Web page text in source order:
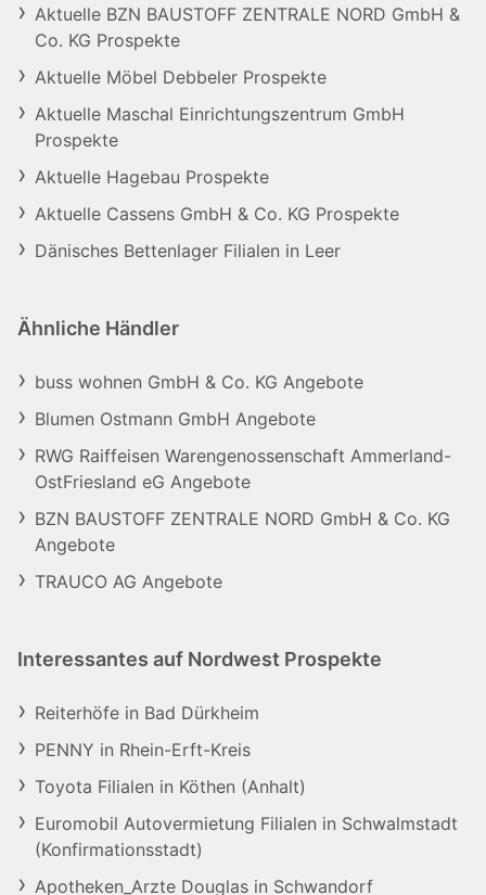
Aktuelle BZN BAUSTOFF ZENTRALE NORD GmbH &
Co. KG Prospekte
Aktuelle Möbel Debbeler Prospekte
Aktuelle Maschal Einrichtungszentrum GmbH
Prospekte
Aktuelle Hagebau Prospekte
Aktuelle Cassens GmbH & Co. KG Prospekte
Dänisches Bettenlager Filialen in Leer
Ähnliche Händler
buss wohnen GmbH & Co. KG Angebote
Blumen Ostmann GmbH Angebote
RWG Raiffeisen Warengenossenschaft Ammerland-
OstFriesland eG Angebote
BZN BAUSTOFF ZENTRALE NORD GmbH & Co. KG
Angebote
TRAUCO AG Angebote
Interessantes auf Nordwest Prospekte
Reiterhöfe in Bad Dürkheim
PENNY in Rhein-Erft-Kreis
Toyota Filialen in Köthen (Anhalt)
Euromobil Autovermietung Filialen in Schwalmstadt
(Konfirmationsstadt)
Apotheken_Arzte Douglas in Schwandorf